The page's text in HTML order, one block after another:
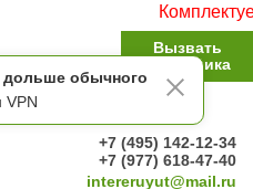
дольше обычного
VPN
Комплектуем
Вызвать
замерщика
+7 (495) 142-12-34
+7 (977) 618-47-40
intereruyut@mail.ru